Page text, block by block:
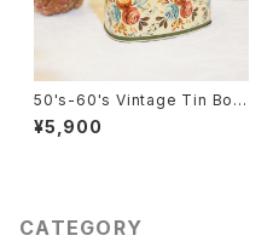
50's-60's Vintage Tin Box
[OV-9]
¥5,900
CATEGORY